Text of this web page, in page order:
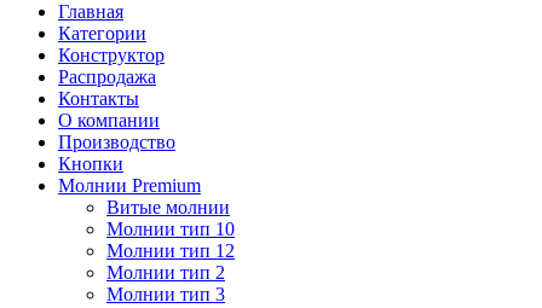
Главная
Категории
Конструктор
Распродажа
Контакты
О компании
Производство
Кнопки
Молнии Premium
Витые молнии
Молнии тип 10
Молнии тип 12
Молнии тип 2
Молнии тип 3